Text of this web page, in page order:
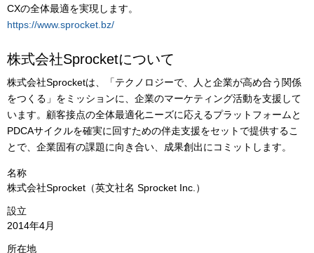
CXの全体最適を実現します。
https://www.sprocket.bz/
株式会社Sprocketについて
株式会社Sprocketは、「テクノロジーで、人と企業が高め合う関係
をつくる」をミッションに、企業のマーケティング活動を支援して
います。顧客接点の全体最適化ニーズに応えるプラットフォームと
PDCAサイクルを確実に回すための伴走支援をセットで提供するこ
とで、企業固有の課題に向き合い、成果創出にコミットします。
名称
株式会社Sprocket（英文社名 Sprocket Inc.）
設立
2014年4月
所在地